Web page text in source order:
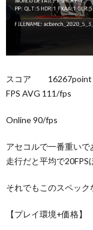
スコア 16267point
FPS AVG 111/fps
Online 90/fps
アセコルで一番重い
走行だと平均で20FPS
それでもこのスペック
【プレイ環境+価格】